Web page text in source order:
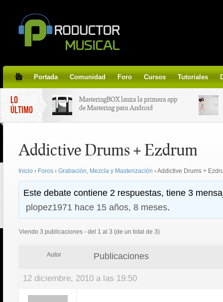
Portada Comunidad Foro Cursos Tutoriales
LO
ÚLTIMO
MasteringBOX lanza la primera app
de Mastering para Android
line gratis!
Korg lanza SDD-3000, el nuevo
pedal de delay.
Tutorial de CLA Effects, aprende a
Addictive Drums + Ezdrum
Inicio › Foros › Grabación, Mezcla y Masterización ›Addictive Drums +
Este debate contiene 2 respuestas, tiene 3
plopez1971 hace 15 años, 8 meses.
Viendo 3 publicaciones - del 1 al 3 (de un total de 3)
Autor Publicaciones
12 diciembre, 2010 a las 19:50